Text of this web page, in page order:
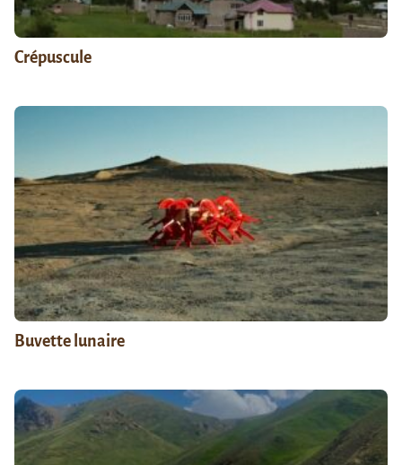
Crépuscule
Buvette lunaire